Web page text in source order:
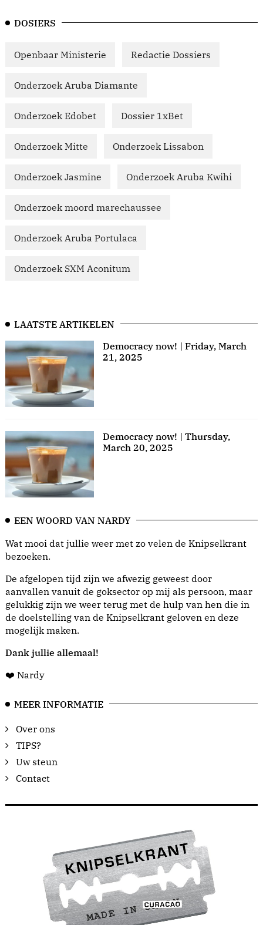
DOSIERS
Openbaar Ministerie Redactie Dossiers
Onderzoek Aruba Diamante
Onderzoek Edobet Dossier 1xBet
Onderzoek Mitte Onderzoek Lissabon
Onderzoek Jasmine Onderzoek Aruba Kwihi
Onderzoek moord marechaussee
Onderzoek Aruba Portulaca
Onderzoek SXM Aconitum
LAATSTE ARTIKELEN
Democracy now! | Friday, March
21, 2025
Democracy now! | Thursday,
March 20, 2025
EEN WOORD VAN NARDY
Wat mooi dat jullie weer met zo velen de Knipselkrant
bezoeken.
De afgelopen tijd zijn we afwezig geweest door
aanvallen vanuit de goksector op mij als persoon, maar
gelukkig zijn we weer terug met de hulp van hen die in
de doelstelling van de Knipselkrant geloven en deze
mogelijk maken.
Dank jullie allemaal!
❤️ Nardy
MEER INFORMATIE
Over ons
TIPS?
Uw steun
Contact